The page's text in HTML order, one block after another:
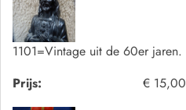
1101=Vintage uit de 60er jaren.
Prijs:
€ 15,00